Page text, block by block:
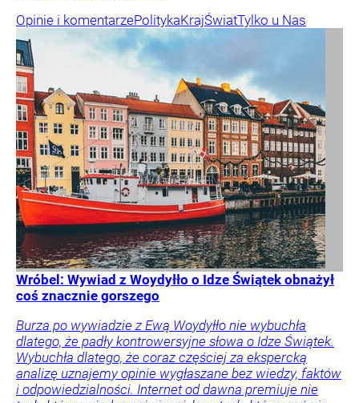
Opinie i komentarzePolitykaKrajŚwiatTylko u Nas
Wróbel: Wywiad z Woydyłło o Idze Świątek obnażył
coś znacznie gorszego
Burza po wywiadzie z Ewą Woydyłło nie wybuchła
dlatego, że padły kontrowersyjne słowa o Idze Świątek.
Wybuchła dlatego, że coraz częściej za ekspercką
analizę uznajemy opinie wygłaszane bez wiedzy, faktów
i odpowiedzialności. Internet od dawna premiuje nie